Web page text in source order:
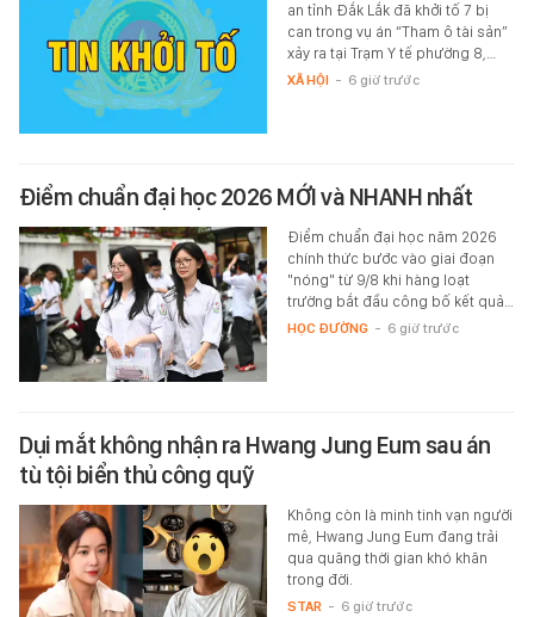
an tỉnh Đắk Lắk đã khởi tố 7 bị
can trong vụ án “Tham ô tài sản”
xảy ra tại Trạm Y tế phường 8,…
XÃ HỘI - 6 giờ trước
Điểm chuẩn đại học 2026 MỚI và NHANH nhất
Điểm chuẩn đại học năm 2026
chính thức bước vào giai đoạn
"nóng" từ 9/8 khi hàng loạt
trường bắt đầu công bố kết quả…
HỌC ĐƯỜNG - 6 giờ trước
Dụi mắt không nhận ra Hwang Jung Eum sau án
tù tội biển thủ công quỹ
Không còn là minh tinh vạn người
mê, Hwang Jung Eum đang trải
qua quãng thời gian khó khăn
trong đời.
STAR - 6 giờ trước